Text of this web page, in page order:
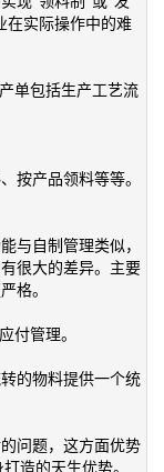
在实际操作中的难
单包括生产工艺流
按产品领料等等。
与自制管理类似，
很大的差异。主要
格。
付管理。
的物料提供一个统
问题，这方面优势
造的天生优势。